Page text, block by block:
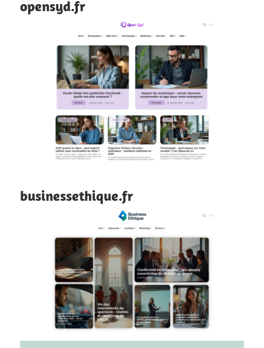
opensyd.fr
businessethique.fr